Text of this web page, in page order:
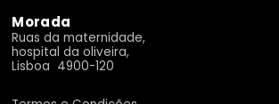
Morada
Ruas da maternidade,
hospital da oliveira,
Lisboa 4900-120